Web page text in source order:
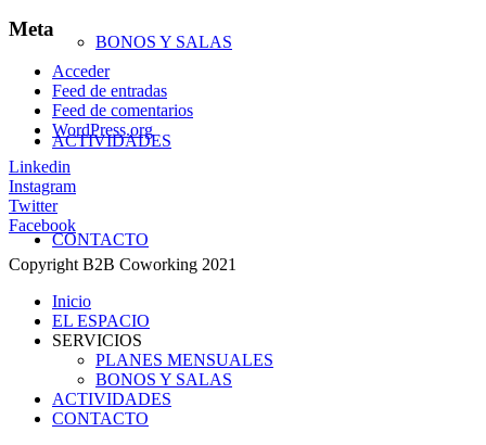
BONOS Y SALAS
ACTIVIDADES
CONTACTO
Meta
Acceder
Feed de entradas
Feed de comentarios
WordPress.org
Linkedin
Instagram
Twitter
Facebook
ÁREA USUARIOS
AVISO LEGAL
CONTACTO
Copyright B2B Coworking 2021
Inicio
EL ESPACIO
SERVICIOS
PLANES MENSUALES
BONOS Y SALAS
ACTIVIDADES
CONTACTO